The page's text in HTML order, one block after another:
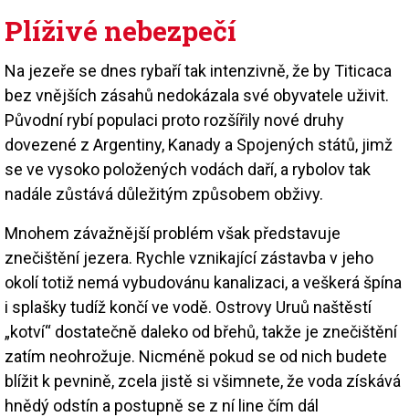
Plíživé nebezpečí
Na jezeře se dnes rybaří tak intenzivně, že by Titicaca
bez vnějších zásahů nedokázala své obyvatele uživit.
Původní rybí populaci proto rozšířily nové druhy
dovezené z Argentiny, Kanady a Spojených států, jimž
se ve vysoko položených vodách daří, a rybolov tak
nadále zůstává důležitým způsobem obživy.
Mnohem závažnější problém však představuje
znečištění jezera. Rychle vznikající zástavba v jeho
okolí totiž nemá vybudovánu kanalizaci, a veškerá špína
i splašky tudíž končí ve vodě. Ostrovy Uruů naštěstí
„kotví“ dostatečně daleko od břehů, takže je znečištění
zatím neohrožuje. Nicméně pokud se od nich budete
blížit k pevnině, zcela jistě si všimnete, že voda získává
hnědý odstín a postupně se z ní line čím dál